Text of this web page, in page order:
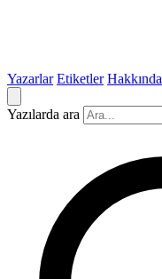
Yazarlar Etiketler Hakkında
Yazılarda ara